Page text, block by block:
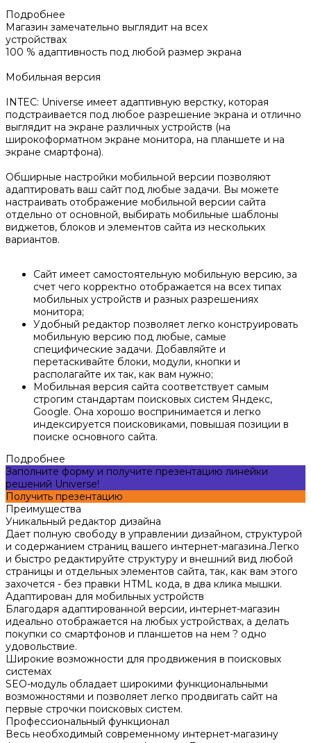
Подробнее
Магазин замечательно выглядит на всех
устройствах
100 % адаптивность под любой размер экрана
Мобильная версия
INTEC: Universe имеет адаптивную верстку, которая
подстраивается под любое разрешение экрана и отлично
выглядит на экране различных устройств (на
широкоформатном экране монитора, на планшете и на
экране смартфона).
Обширные настройки мобильной версии позволяют
адаптировать ваш сайт под любые задачи. Вы можете
настраивать отображение мобильной версии сайта
отдельно от основной, выбирать мобильные шаблоны
виджетов, блоков и элементов сайта из нескольких
вариантов.
Сайт имеет самостоятельную мобильную версию, за
счет чего корректно отображается на всех типах
мобильных устройств и разных разрешениях
монитора;
Удобный редактор позволяет легко конструировать
мобильную версию под любые, самые
специфические задачи. Добавляйте и
перетаскивайте блоки, модули, кнопки и
располагайте их так, как вам нужно;
Мобильная версия сайта соответствует самым
строгим стандартам поисковых систем Яндекс,
Google. Она хорошо воспринимается и легко
индексируется поисковиками, повышая позиции в
поиске основного сайта.
Подробнее
Заполните форму и получите презентацию линейки
решений Universe!
Получить презентацию
Преимущества
Уникальный редактор дизайна
Дает полную свободу в управлении дизайном, структурой
и содержанием страниц вашего интернет-магазина.Легко
и быстро редактируйте структуру и внешний вид любой
страницы и отдельных элементов сайта, так, как вам этого
захочется - без правки HTML кода, в два клика мышки.
Адаптирован для мобильных устройств
Благодаря адаптированной версии, интернет-магазин
идеально отображается на любых устройствах, а делать
покупки со смартфонов и планшетов на нем ? одно
удовольствие.
Широкие возможности для продвижения в поисковых
системах
SEO-модуль обладает широкими функциональными
возможностями и позволяет легко продвигать сайт на
первые строчки поисковых систем.
Профессиональный функционал
Весь необходимый современному интернет-магазину